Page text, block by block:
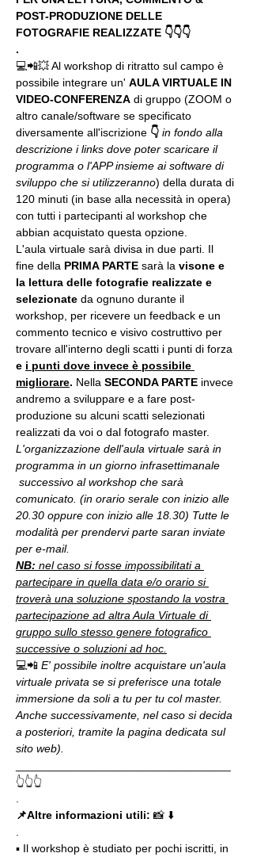
POST-PRODUZIONE DELLE
FOTOGRAFIE REALIZZATE 👇👇👇
.
💻📲💥 Al workshop di ritratto sul campo è
possibile integrare un' AULA VIRTUALE IN
VIDEO-CONFERENZA di gruppo (ZOOM o
altro canale/software se specificato
diversamente all'iscrizione 👇 in fondo alla
descrizione i links dove poter scaricare il
programma o l'APP insieme ai software di
sviluppo che si utilizzeranno) della durata di
120 minuti (in base alla necessità in opera)
con tutti i partecipanti al workshop che
abbian acquistato questa opzione.
L'aula virtuale sarà divisa in due parti. Il
fine della PRIMA PARTE sarà la visone e
la lettura delle fotografie realizzate e
selezionate da ognuno durante il
workshop, per ricevere un feedback e un
commento tecnico e visivo costruttivo per
trovare all'interno degli scatti i punti di forza
e i punti dove invece è possibile
migliorare. Nella SECONDA PARTE invece
andremo a sviluppare e a fare post-
produzione su alcuni scatti selezionati
realizzati da voi o dal fotografo master.
L'organizzazione dell'aula virtuale sarà in
programma in un giorno infrasettimanale
successivo al workshop che sarà
comunicato. (in orario serale con inizio alle
20.30 oppure con inizio alle 18.30) Tutte le
modalità per prendervi parte saran inviate
per e-mail.
NB: nel caso si fosse impossibilitati a
partecipare in quella data e/o orario si
troverà una soluzione spostando la vostra
partecipazione ad altra Aula Virtuale di
gruppo sullo stesso genere fotografico
successive o soluzioni ad hoc.
💻📲 E' possibile inoltre acquistare un'aula
virtuale privata se si preferisce una totale
immersione da soli a tu per tu col master.
Anche successivamente, nel caso si decida
a posteriori, tramite la pagina dedicata sul
sito web).
👆👆👆
📌Altre informazioni utili: 📸 ⬇️
▪️ Il workshop è studiato per pochi iscritti, in